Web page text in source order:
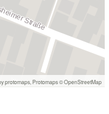
protomaps Protomaps©OpenStreetMap